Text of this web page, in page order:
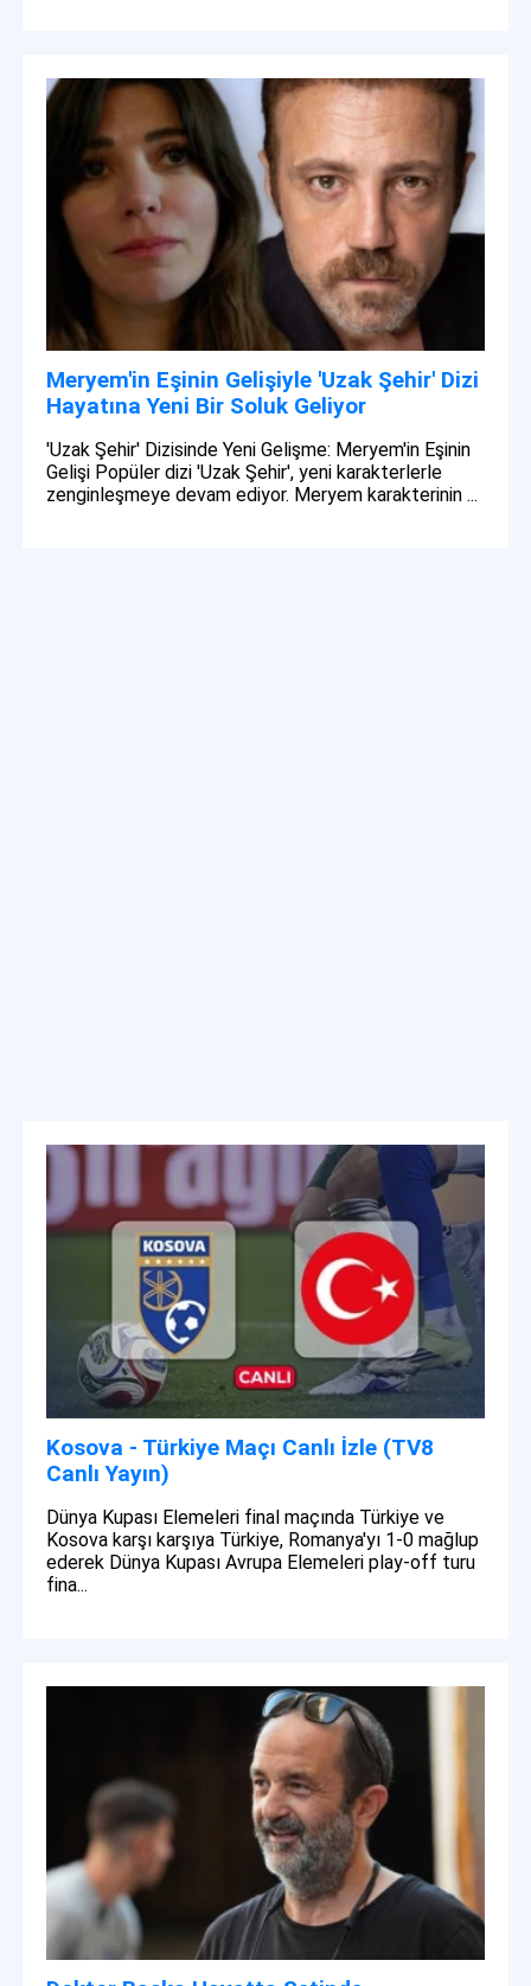
Meryem'in Eşinin Gelişiyle 'Uzak Şehir' Dizi
Hayatına Yeni Bir Soluk Geliyor
'Uzak Şehir' Dizisinde Yeni Gelişme: Meryem'in Eşinin
Gelişi Popüler dizi 'Uzak Şehir', yeni karakterlerle
zenginleşmeye devam ediyor. Meryem karakterinin ...
Kosova - Türkiye Maçı Canlı İzle (TV8
Canlı Yayın)
Dünya Kupası Elemeleri final maçında Türkiye ve
Kosova karşı karşıya Türkiye, Romanya'yı 1-0 mağlup
ederek Dünya Kupası Avrupa Elemeleri play-off turu
fina...